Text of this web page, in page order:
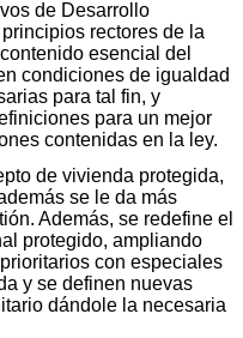
de Desarrollo
rectores de la
esencial del
condiciones de igualdad
para tal fin, y
para un mejor
contenidas en la ley.
de vivienda protegida,
se le da más
Además, se redefine el
protegido, ampliando
con especiales
y se definen nuevas
dándole la necesaria